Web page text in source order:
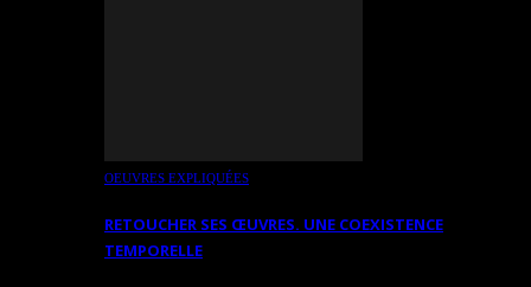
OEUVRES EXPLIQUÉES
RETOUCHER SES ŒUVRES. UNE COEXISTENCE
TEMPORELLE